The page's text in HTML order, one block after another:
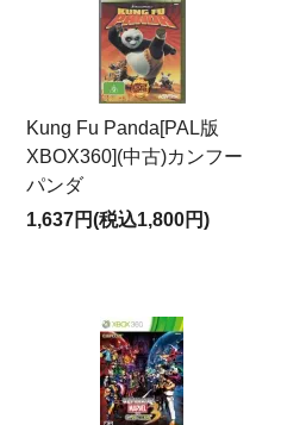
Kung Fu Panda[PAL版
XBOX360](中古)カンフー
パンダ
1,637円(税込1,800円)